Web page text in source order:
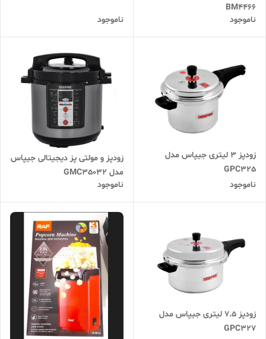
BM4466
ناموجود
ناموجود
زودپز 3 لیتری جیپاس مدل
GPC325
ناموجود
زودپز و مولتی پز دیجیتالی جیپاس
مدل GMC35032
ناموجود
زودپز 7.5 لیتری جیپاس مدل
GPC327